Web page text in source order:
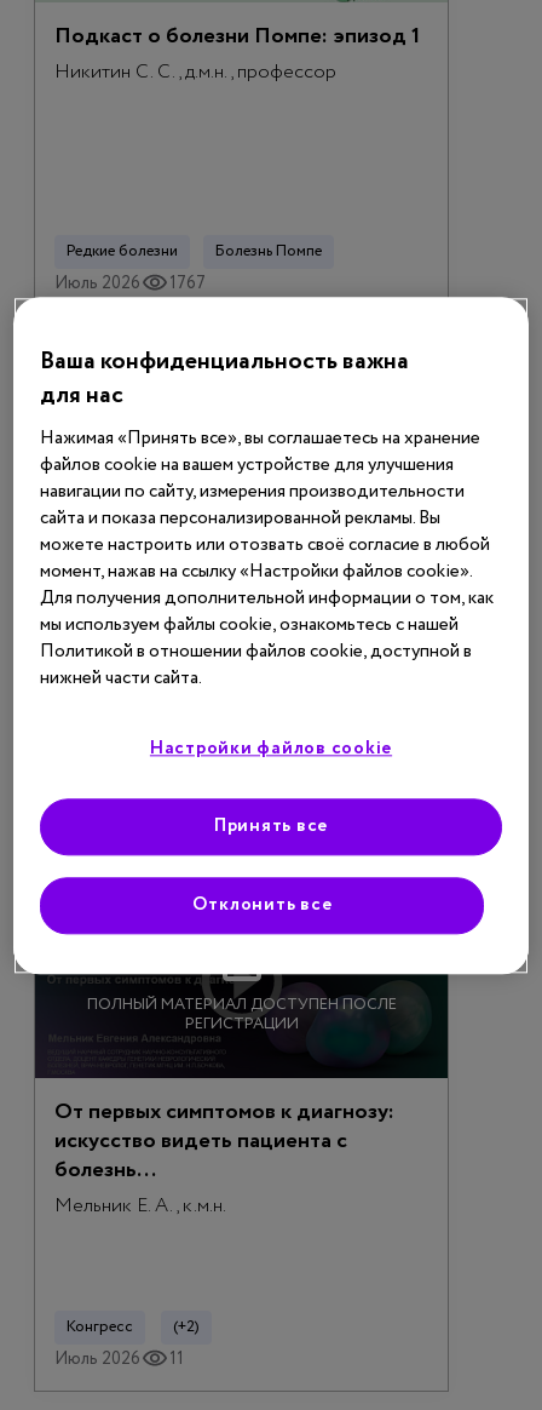
Подкаст о болезни Помпе: эпизод 1
Никитин С. С., д.м.н., профессор
Редкие болезни Болезнь Помпе
Июль 2026 1767
История мальчика с болезнью
Ниманна-Пика типа B
Мовсисян Г. Б., к.м.н., старший научный
сотруд...
4
ПОЛНЫЙ МАТЕРИАЛ ДОСТУПЕН ПОСЛЕ
РЕГИСТРАЦИИ
От первых симптомов к диагнозу:
искусство видеть пациента с
болезнь...
Мельник Е. А., к.м.н.
Конгресс (+2)
Июль 2026 11
Ваша конфиденциальность важна
для нас
Нажимая «Принять все», вы соглашаетесь на хранение
файлов cookie на вашем устройстве для улучшения
навигации по сайту, измерения производительности
сайта и показа персонализированной рекламы. Вы
можете настроить или отозвать своё согласие в любой
момент, нажав на ссылку «Настройки файлов cookie».
Для получения дополнительной информации о том, как
мы используем файлы cookie, ознакомьтесь с нашей
Политикой в отношении файлов cookie, доступной в
нижней части сайта.
Настройки файлов cookie
Отклонить все
Принять все